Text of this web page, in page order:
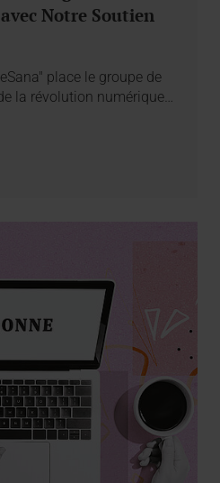
Notre Soutien
place le groupe de
la révolution numérique…